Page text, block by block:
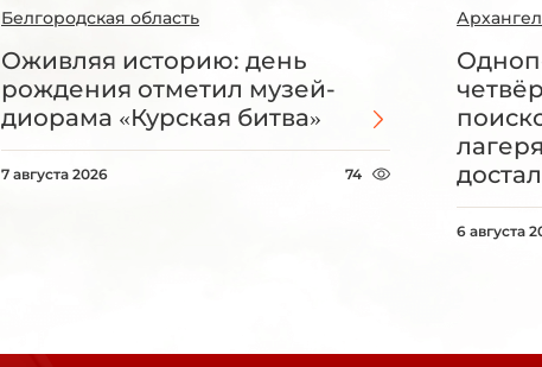
Белгородская область
Оживляя историю: день
рождения отметил музей-
диорама «Курская битва»
7 августа 2026 74
6 августа